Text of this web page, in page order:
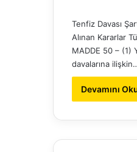
Tenfiz Davası
Alınan Kararlar
MADDE 50 – (1)
davalarına
Devamını